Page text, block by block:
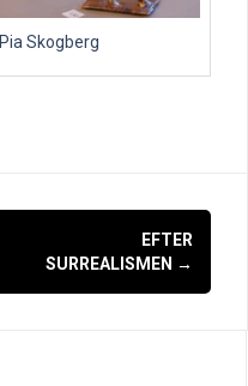
Pia Skogberg
EFTER
SURREALISMEN →